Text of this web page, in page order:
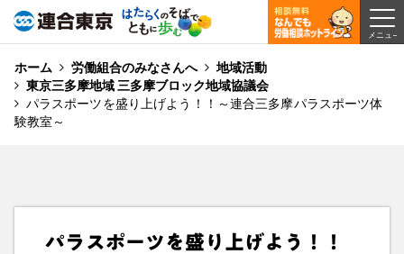
ホーム 労働組合のみなさんへ
地域活動
東京三多摩地域 三多摩ブロック地域協議会
パラスポーツを盛り上げよう！！～連合三多摩パラスポーツ体
験教室～
パラスポーツを盛り上げよう！！